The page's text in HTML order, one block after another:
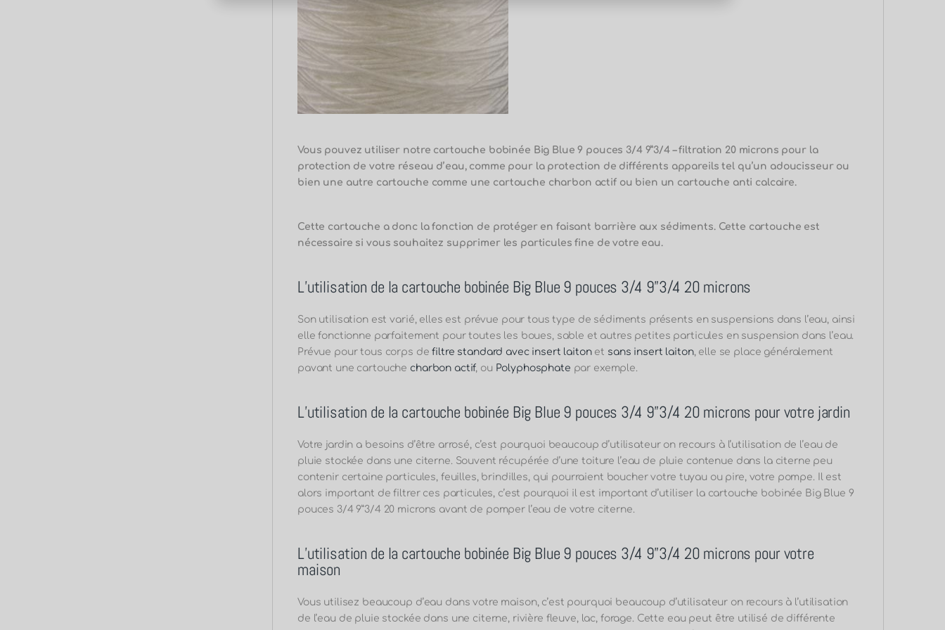
Vous pouvez utiliser notre cartouche bobinée Big Blue 9 pouces 3/4 9”3/4 – filtration 20 microns pour la
protection de votre réseau d’eau, comme pour la protection de différents appareils tel qu’un adoucisseur ou
bien une autre cartouche comme une cartouche charbon actif ou bien un cartouche anti calcaire.
Cette cartouche a donc la fonction de protéger en faisant barrière aux sédiments. Cette cartouche est
nécessaire si vous souhaitez supprimer les particules fine de votre eau.
L’utilisation de la cartouche bobinée Big Blue 9 pouces 3/4 9”3/4 20 microns
Son utilisation est varié, elles est prévue pour tous type de sédiments présents en suspensions dans l’eau, ainsi
elle fonctionne parfaitement pour toutes les boues, sable et autres petites particules en suspension dans l’eau.
Prévue pour tous corps defiltre standard avec insert laitonet sans insert laiton, elle se place généralement
pavant une cartouche charbon actif, ou Polyphosphate par exemple.
L’utilisation de la cartouche bobinée Big Blue 9 pouces 3/4 9”3/4 20 microns pour votre jardin
Votre jardin a besoins d’être arrosé, c’est pourquoi beaucoup d’utilisateur on recours à l’utilisation de l’eau de
pluie stockée dans une citerne. Souvent récupérée d’une toiture l’eau de pluie contenue dans la citerne peu
contenir certaine particules, feuilles, brindilles, qui pourraient boucher votre tuyau ou pire, votre pompe. Il est
alors important de filtrer ces particules, c’est pourquoi il est important d’utiliser la cartouche bobinée Big Blue 9
pouces 3/4 9”3/4 20 microns avant de pomper l’eau de votre citerne.
L’utilisation de la cartouche bobinée Big Blue 9 pouces 3/4 9”3/4 20 microns pour votre
maison
Vous utilisez beaucoup d’eau dans votre maison, c’est pourquoi beaucoup d’utilisateur on recours à l’utilisation
de l’eau de pluie stockée dans une citerne, rivière fleuve, lac, forage. Cette eau peut être utilisé de différente